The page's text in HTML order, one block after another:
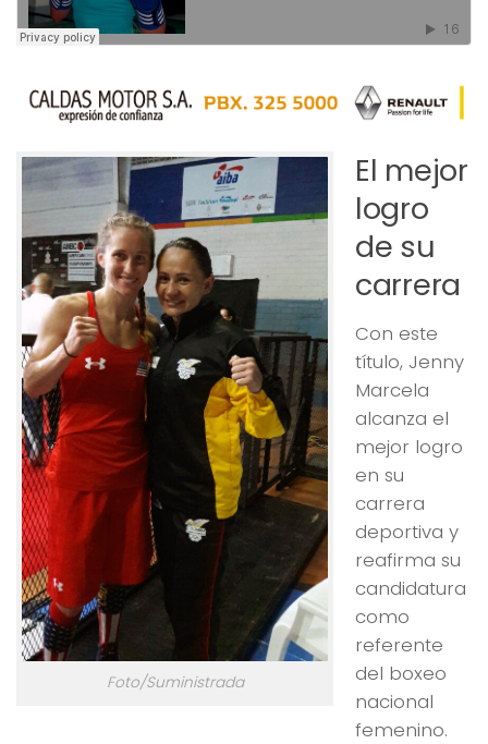
Foto/Suministrada
El mejor
logro
de su
carrera
Con este
título, Jenny
Marcela
alcanza el
mejor logro
en su
carrera
deportiva y
reafirma su
candidatura
como
referente
del boxeo
nacional
femenino.